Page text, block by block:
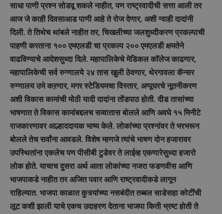
साधा पाणी प्रश्न सोडवू शकले नाहीत, पण राष्ट्रवादीची सत्ता आली तर
आज जे काही दिवसाआड पाणी आहे ते रोज देणार, अशी ग्वाही दादांनी
दिली. ते तिथेच थांबले नाहीत तर, चिखलीच्या जलशुध्दीकरण प्रकल्पाची
पाहणी करताना १०० एमएलडी चा प्रकल्प २०० एमएलडी क्षमतेने
वाढविण्याचे आदेशसुध्दा दिले. महापालिकेचे मेडिकल कॉलेज काढणार,
महापालिकेची सर्व रुग्णालये २४ तास खुली ठेवणार, थेरगावला कॅन्सर
रुग्णालय उभे कऱणार, मगर स्टेडियमचा विस्तार, अप्पूघरचे नूतनीकरण
अशी विकास कामांची मोठी यादी दादांना तोंडपाठ होती. दीड तासांच्या
भाषणात ते विकास कामांबद्दलच सव्वातास बोलले आणि अवघे १५ मिनीटे
राजकारणावर आल्हाददायक भाष्य केले. लोकांच्या प्रश्नांवर ते भरभरून
बोलले तेच सर्वांना आवडले. विशेष म्हणजे त्यांचे भाषण दोन हजारावर
उपस्थितांना एकलेच पण पीसीबी टुडेवर ते लाईव्ह एकणारेसुध्दा हजारो
लोक होते. याचाच दुसरा अर्थ आता लोकांच्या नजरा फडणवीस आणि
भाजपाकडे नाहीत तर अजित पवार आणि राष्ट्रवादीकडे लागून
राहिल्यात. भाजपा काळात कुत्र्यांच्या नसबंदीत तब्बल साडेसहा कोटींची
लूट कशी झाली याचे एकच उदाहरण देताना भाजपा किती भ्रष्ट होती ते